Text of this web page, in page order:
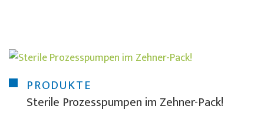
PRODUKTE
Sterile Prozesspumpen im Zehner-Pack!